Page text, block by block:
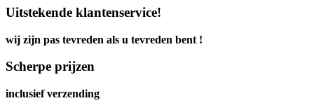
Uitstekende klantenservice!
wij zijn pas tevreden als u tevreden bent !
Scherpe prijzen
inclusief verzending